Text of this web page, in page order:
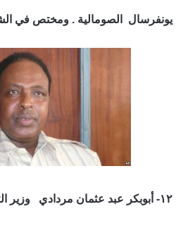
يونفرسال الصومالية . ومختص في
١٢- أبوبكر عبد عثمان مردادي وزير الثروة الحيوانية